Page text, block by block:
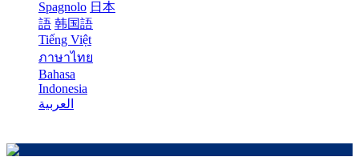
Spagnolo 日本
語 韩国語
Tiếng Việt
ภาษาไทย
Bahasa
Indonesia
العربية